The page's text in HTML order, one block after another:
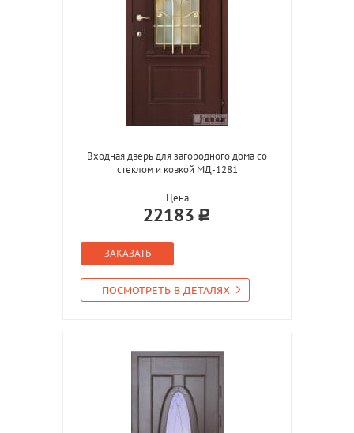
Входная дверь для загородного дома со
стеклом и ковкой МД-1281
Цена
22183
ЗАКАЗАТЬ
ПОСМОТРЕТЬ В ДЕТАЛЯХ